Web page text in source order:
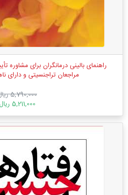
راهنمای بالینی درمانگران برای مشاوره
مراجعان تراجنسیتی و دارای
5,790,000 ریال
5,211,000 ریال